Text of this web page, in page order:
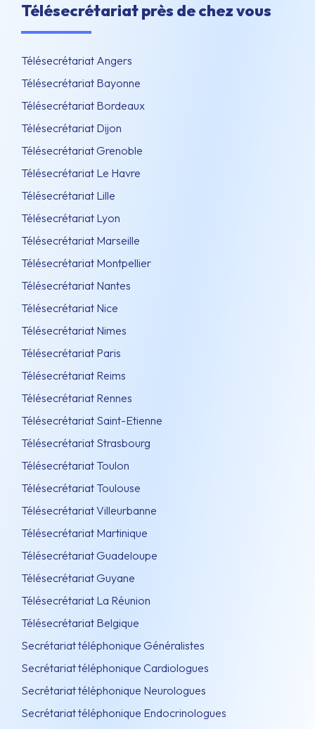
Télésecrétariat près de chez vous
Télésecrétariat Angers
Télésecrétariat Bayonne
Télésecrétariat Bordeaux
Télésecrétariat Dijon
Télésecrétariat Grenoble
Télésecrétariat Le Havre
Télésecrétariat Lille
Télésecrétariat Lyon
Télésecrétariat Marseille
Télésecrétariat Montpellier
Télésecrétariat Nantes
Télésecrétariat Nice
Télésecrétariat Nimes
Télésecrétariat Paris
Télésecrétariat Reims
Télésecrétariat Rennes
Télésecrétariat Saint-Etienne
Télésecrétariat Strasbourg
Télésecrétariat Toulon
Télésecrétariat Toulouse
Télésecrétariat Villeurbanne
Télésecrétariat Martinique
Télésecrétariat Guadeloupe
Télésecrétariat Guyane
Télésecrétariat La Réunion
Télésecrétariat Belgique
Secrétariat téléphonique Généralistes
Secrétariat téléphonique Cardiologues
Secrétariat téléphonique Neurologues
Secrétariat téléphonique Endocrinologues